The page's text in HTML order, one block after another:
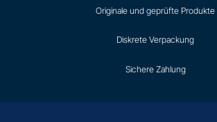
Originale und geprüfte Produkte
Diskrete Verpackung
Sichere Zahlung